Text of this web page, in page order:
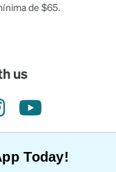
de $65.
us
youtube
Today!